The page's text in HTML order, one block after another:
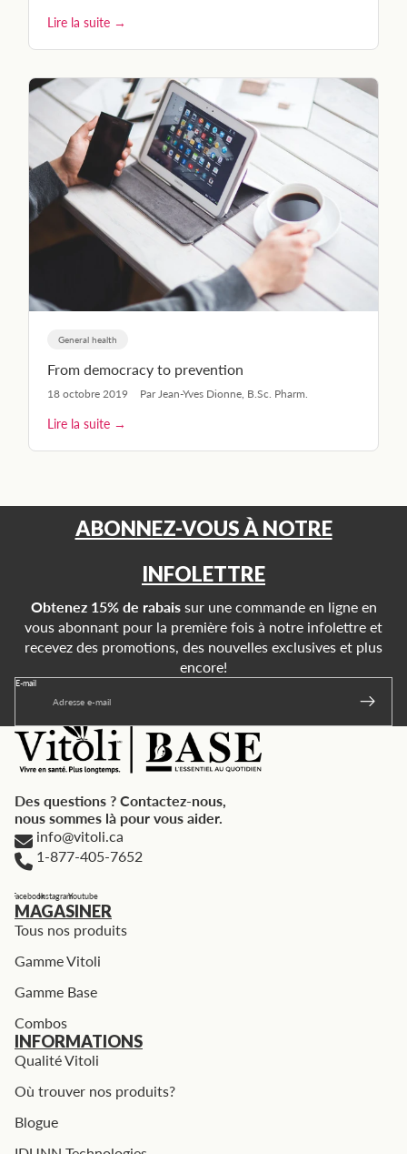
Lire la suite →
General health
From democracy to prevention
18 octobre 2019 Par Jean-Yves Dionne, B.Sc. Pharm.
Lire la suite →
ABONNEZ-VOUS À NOTRE
INFOLETTRE
Obtenez 15% de rabais sur une commande en ligne en
vous abonnant pour la première fois à notre infolettre et
recevez des promotions, des nouvelles exclusives et plus
encore!
E-mail
Des questions ? Contactez-nous,
nous sommes là pour vous aider.
info@vitoli.ca
1-877-405-7652
FacebookInstagramYoutube
MAGASINER
Tous nos produits
Gamme Vitoli
Gamme Base
Combos
INFORMATIONS
Qualité Vitoli
Où trouver nos produits?
Blogue